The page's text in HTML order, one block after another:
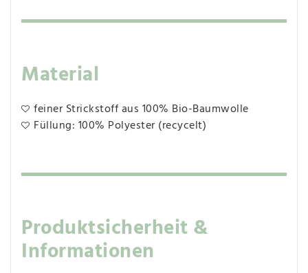
Material
feiner Strickstoff aus 100% Bio-Baumwolle
Füllung: 100% Polyester (recycelt)
Produktsicherheit &
Informationen